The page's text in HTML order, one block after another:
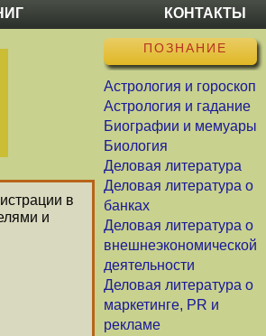
КОНТАКТЫ
ПОЗНАНИЕ
Астрология и гороскоп
Астрология и гадание
Биографии и мемуары
Биология
Деловая литература
Деловая литература о
банках
Деловая литература о
внешнеэкономической
деятельности
Деловая литература о
маркетинге, PR и
рекламе
в
и